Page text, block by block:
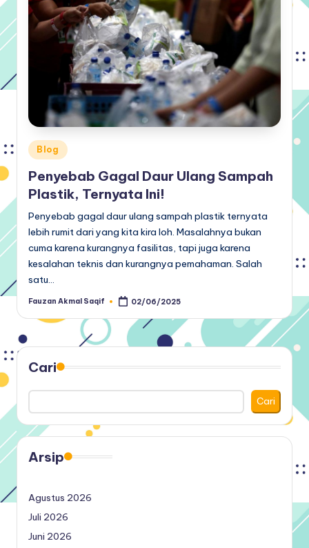
Posted
in
Blog
Penyebab Gagal Daur Ulang Sampah
Plastik, Ternyata Ini!
Penyebab gagal daur ulang sampah plastik ternyata
lebih rumit dari yang kita kira loh. Masalahnya bukan
cuma karena kurangnya fasilitas, tapi juga karena
kesalahan teknis dan kurangnya pemahaman. Salah
satu…
Posted
Fauzan Akmal Saqif 02/06/2025
Cari
Cari
Arsip
Agustus 2026
Juli 2026
Juni 2026